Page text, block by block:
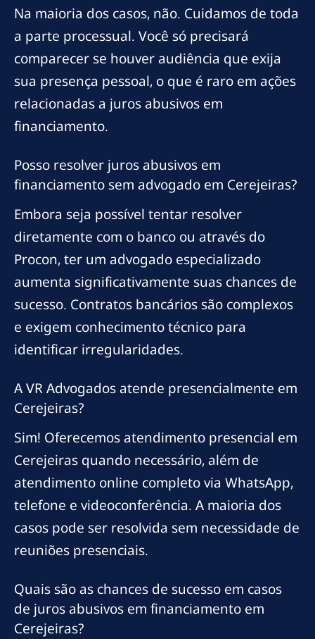
Na maioria dos casos, não. Cuidamos de toda
a parte processual. Você só precisará
comparecer se houver audiência que exija
sua presença pessoal, o que é raro em ações
relacionadas a juros abusivos em
financiamento.
Posso resolver juros abusivos em
financiamento sem advogado em Cerejeiras?
Embora seja possível tentar resolver
diretamente com o banco ou através do
Procon, ter um advogado especializado
aumenta significativamente suas chances de
sucesso. Contratos bancários são complexos
e exigem conhecimento técnico para
identificar irregularidades.
A VR Advogados atende presencialmente em
Cerejeiras?
Sim! Oferecemos atendimento presencial em
Cerejeiras quando necessário, além de
atendimento online completo via WhatsApp,
telefone e videoconferência. A maioria dos
casos pode ser resolvida sem necessidade de
reuniões presenciais.
Quais são as chances de sucesso em casos
de juros abusivos em financiamento em
Cerejeiras?